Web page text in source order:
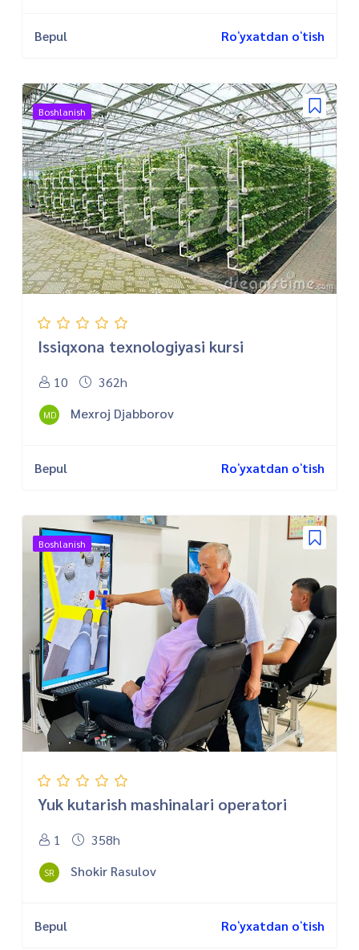
Bepul Roʻyxatdan oʻtish
Boshlanish
Issiqxona texnologiyasi kursi
10 362h
MD Mexroj Djabborov
Bepul Roʻyxatdan oʻtish
Boshlanish
Yuk kutarish mashinalari operatori
1 358h
SR Shokir Rasulov
Bepul Roʻyxatdan oʻtish